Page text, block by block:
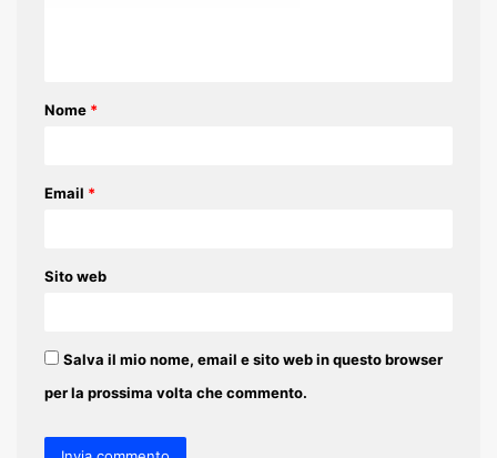
o
Nome *
Email *
Sito web
Salva il mio nome, email e sito web in questo browser
per la prossima volta che commento.